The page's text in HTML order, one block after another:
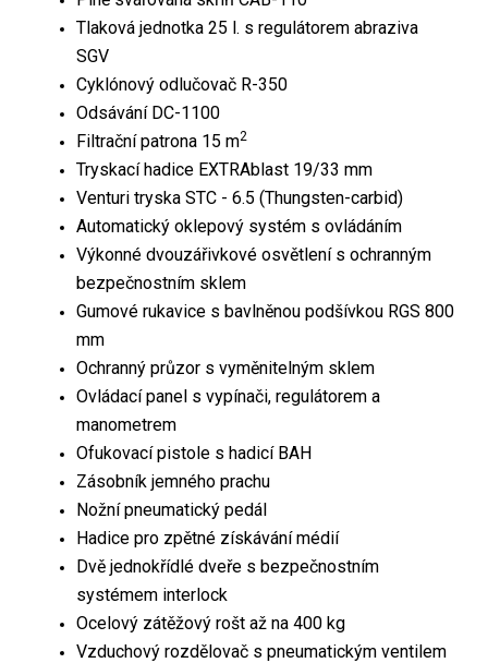
Tlaková jednotka 25 l. s regulátorem abraziva
SGV
Cyklónový odlučovač R-350
Odsávání DC-1100
Filtrační patrona 15 m2
Tryskací hadice EXTRAblast 19/33 mm
Venturi tryska STC - 6.5 (Thungsten-carbid)
Automatický oklepový systém s ovládáním
Výkonné dvouzářivkové osvětlení s ochranným
bezpečnostním sklem
Gumové rukavice s bavlněnou podšívkou RGS 800
mm
Ochranný průzor s vyměnitelným sklem
Ovládací panel s vypínači, regulátorem a
manometrem
Ofukovací pistole s hadicí BAH
Zásobník jemného prachu
Nožní pneumatický pedál
Hadice pro zpětné získávání médií
Dvě jednokřídlé dveře s bezpečnostním
systémem interlock
Ocelový zátěžový rošt až na 400 kg
Vzduchový rozdělovač s pneumatickým ventilem